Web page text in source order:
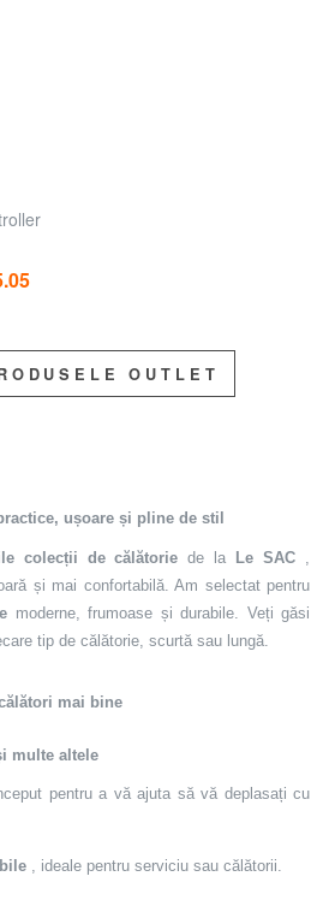
OUTLET
ușoare și pline de stil
colecții de călătorie de la Le SAC ,
și mai confortabilă. Am selectat pentru
moderne, frumoase și durabile. Veți găsi
tip de călătorie, scurtă sau lungă.
mai bine
multe altele
pentru a vă ajuta să vă deplasați cu
, ideale pentru serviciu sau călătorii.